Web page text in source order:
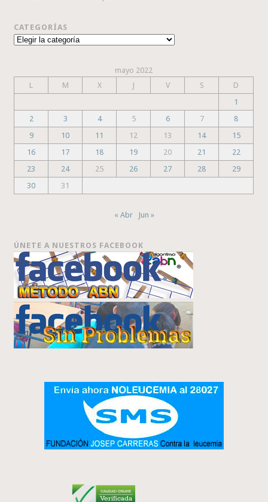
CATEGORÍAS
Categorías
mayo 2022
L
M X J V S
D
1
2
3 4 5 6 7
8
9
10 11 12 13 14
15
16
17 18 19 20 21
22
23
24 25 26 27 28
29
30
31
« Abr Jun »
ÚNETE A NUESTROS FACEBOOK